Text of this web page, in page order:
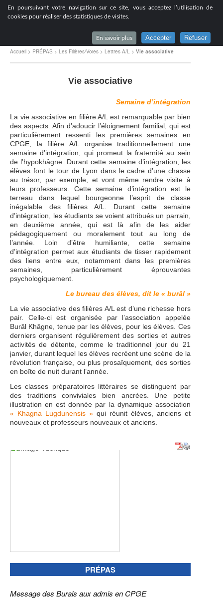
En poursuivant votre navigation sur ce site, vous acceptez l’utilisation de
cookies pour réaliser des statistiques de visites.
En savoir plus Accepter Refuser
Lycée du Parc à Lyon
Accueil > PRÉPAS > Les Filières/Voies > Lettres A/L > Vie associative
Vie associative
Semaine d’intégration
La vie associative en filière A/L est remarquable par bien
des aspects. Afin d’adoucir l’éloignement familial, qui est
particulièrement ressenti les premières semaines en
CPGE, la filière A/L organise traditionnellement une
semaine d’intégration, qui promeut la fraternité au sein
de l’hypokhâgne. Durant cette semaine d’intégration, les
élèves font le tour de Lyon dans le cadre d’une chasse
au trésor, par exemple, et vont même rendre visite à
leurs professeurs. Cette semaine d’intégration est le
terreau dans lequel bourgeonne l’esprit de classe
inégalable des filières A/L. Durant cette semaine
d’intégration, les étudiants se voient attribués un parrain,
en deuxième année, qui est là afin de les aider
pédagogiquement ou moralement tout au long de
l’année. Loin d’être humiliante, cette semaine
d’intégration permet aux étudiants de tisser rapidement
des liens entre eux, notamment dans les premières
semaines, particulièrement éprouvantes
psychologiquement.
Le bureau des élèves, dit le « burâl »
La vie associative des filières A/L est d’une richesse hors
pair. Celle-ci est organisée par l’association appelée
Burâl Khâgne, tenue par les élèves, pour les élèves. Ces
derniers organisent régulièrement des sorties et autres
activités de détente, comme le traditionnel jour du 21
janvier, durant lequel les élèves recréent une scène de la
révolution française, ou plus prosaïquement, des sorties
en boîte de nuit durant l’année.
Les classes préparatoires littéraires se distinguent par
des traditions conviviales bien ancrées. Une petite
illustration en est donnée par la dynamique association
« Khagna Lugdunensis »qui réunit élèves, anciens et
nouveaux et professeurs nouveaux et anciens.
PRÉPAS
Message des Burals aux admis en CPGE